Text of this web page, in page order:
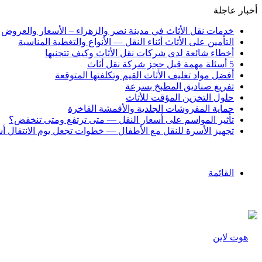
أخبار عاجلة
خدمات نقل الأثاث في مدينة نصر والزهراء – الأسعار والعروض
التأمين على الأثاث أثناء النقل — الأنواع والتغطية المناسبة
أخطاء شائعة لدى شركات نقل الأثاث وكيف تتجنبها
5 أسئلة مهمة قبل حجز شركة نقل أثاث
أفضل مواد تغليف الأثاث القيم وتكلفتها المتوقعة
تفريغ صناديق المطبخ بسرعة
حلول التخزين المؤقت للأثاث
حماية المفروشات الجلدية والأقمشة الفاخرة
تأثير المواسم على أسعار النقل — متى ترتفع ومتى تنخفض؟
تجهيز الأسرة للنقل مع الأطفال — خطوات تجعل يوم الانتقال
القائمة